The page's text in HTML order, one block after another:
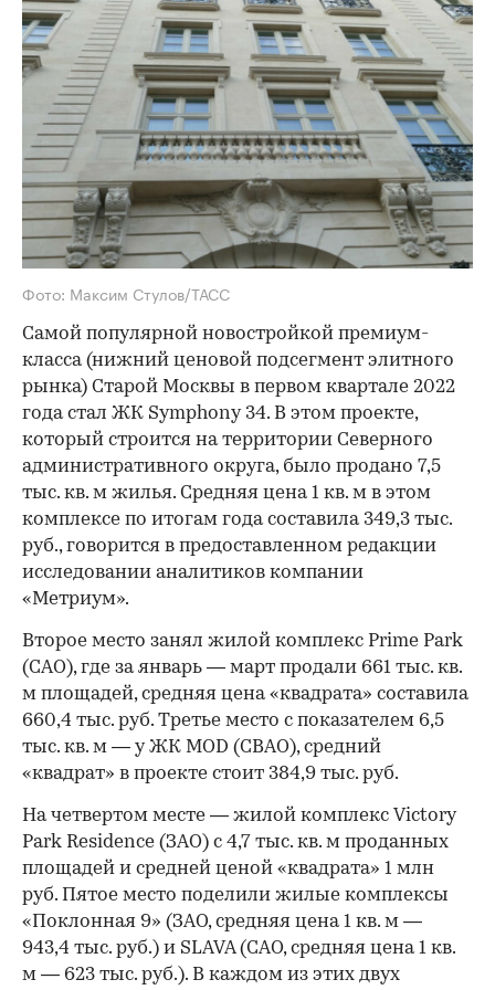
Фото: Максим Стулов/ТАСС
Самой популярной новостройкой премиум-
класса (нижний ценовой подсегмент элитного
рынка) Старой Москвы в первом квартале 2022
года стал ЖК Symphony 34. В этом проекте,
который строится на территории Северного
административного округа, было продано 7,5
тыс. кв. м жилья. Средняя цена 1 кв. м в этом
комплексе по итогам года составила 349,3 тыс.
руб., говорится в предоставленном редакции
исследовании аналитиков компании
«Метриум».
Второе место занял жилой комплекс Prime Park
(САО), где за январь — март продали 661 тыс. кв.
м площадей, средняя цена «квадрата» составила
660,4 тыс. руб. Третье место с показателем 6,5
тыс. кв. м — у ЖК MOD (СВАО), средний
«квадрат» в проекте стоит 384,9 тыс. руб.
На четвертом месте — жилой комплекс Victory
Park Residence (ЗАО) с 4,7 тыс. кв. м проданных
площадей и средней ценой «квадрата» 1 млн
руб. Пятое место поделили жилые комплексы
«Поклонная 9» (ЗАО, средняя цена 1 кв. м —
943,4 тыс. руб.) и SLAVA (САО, средняя цена 1 кв.
м — 623 тыс. руб.). В каждом из этих двух